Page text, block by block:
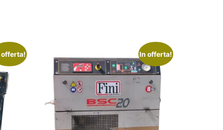
offerta! In offerta!